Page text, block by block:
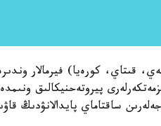
كورەيا) فيرمالار
پيروتەحنيكالىق
ساقتاماي پايدالانۋدىڭ